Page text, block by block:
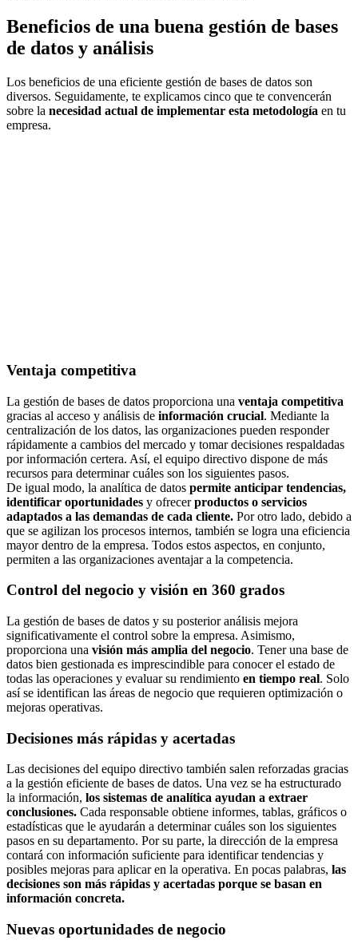
Beneficios de una buena gestión de bases
de datos y análisis
Los beneficios de una eficiente gestión de bases de datos son
diversos. Seguidamente, te explicamos cinco que te convencerán
sobre la necesidad actual de implementar esta metodología en tu
empresa.
Ventaja competitiva
La gestión de bases de datos proporciona una ventaja competitiva
gracias al acceso y análisis de información crucial. Mediante la
centralización de los datos, las organizaciones pueden responder
rápidamente a cambios del mercado y tomar decisiones respaldadas
por información certera. Así, el equipo directivo dispone de más
recursos para determinar cuáles son los siguientes pasos.
De igual modo, la analítica de datos permite anticipar tendencias,
identificar oportunidades y ofrecerproductos o servicios
adaptados a las demandas de cada cliente. Por otro lado, debido a
que se agilizan los procesos internos, también se logra una eficiencia
mayor dentro de la empresa. Todos estos aspectos, en conjunto,
permiten a las organizaciones aventajar a la competencia.
Control del negocio y visión en 360 grados
La gestión de bases de datos y su posterior análisis mejora
significativamente el control sobre la empresa. Asimismo,
proporciona una visión más amplia del negocio. Tener una base de
datos bien gestionada es imprescindible para conocer el estado de
todas las operaciones y evaluar su rendimiento en tiempo real. Solo
así se identifican las áreas de negocio que requieren optimización o
mejoras operativas.
Decisiones más rápidas y acertadas
Las decisiones del equipo directivo también salen reforzadas gracias
a la gestión eficiente de bases de datos. Una vez se ha estructurado
la información, los sistemas de analítica ayudan a extraer
conclusiones. Cada responsable obtiene informes, tablas, gráficos o
estadísticas que le ayudarán a determinar cuáles son los siguientes
pasos en su departamento. Por su parte, la dirección de la empresa
contará con información suficiente para identificar tendencias y
posibles mejoras para aplicar en la operativa. En pocas palabras, las
decisiones son más rápidas y acertadas porque se basan en
información concreta.
Nuevas oportunidades de negocio